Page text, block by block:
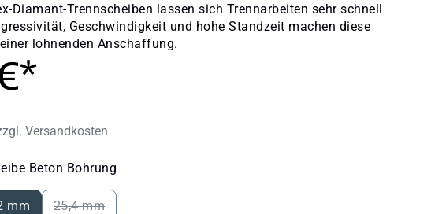
Diamant-Trennscheiben lassen sich Trennarbeiten sehr schnell
Geschwindigkeit und hohe Standzeit machen diese
lohnenden Anschaffung.
Versandkosten
Beton Bohrung
mm 25,4 mm